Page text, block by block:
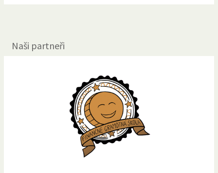
Naši partneři